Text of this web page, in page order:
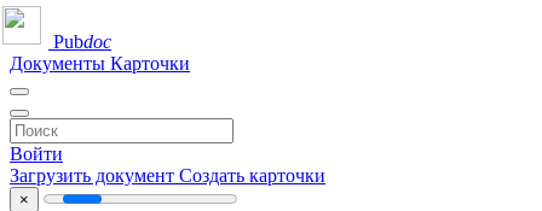
Pubdoc
Документы Карточки
Войти
Загрузить документ Создать карточки
×